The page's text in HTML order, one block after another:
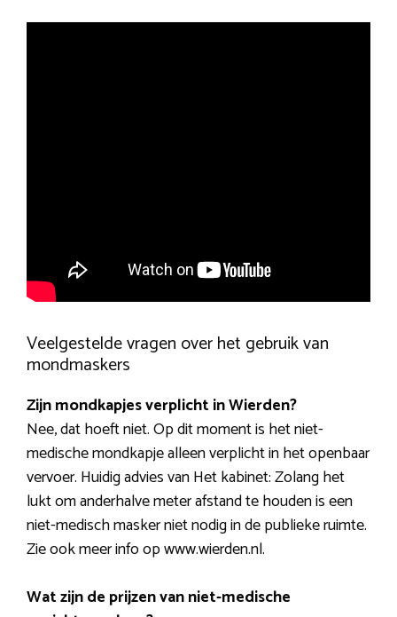
Veelgestelde vragen over het gebruik van
mondmaskers
Zijn mondkapjes verplicht in Wierden?
Nee, dat hoeft niet. Op dit moment is het niet-
medische mondkapje alleen verplicht in het openbaar
vervoer. Huidig advies van Het kabinet: Zolang het
lukt om anderhalve meter afstand te houden is een
niet-medisch masker niet nodig in de publieke ruimte.
Zie ook meer info op www.wierden.nl.
Wat zijn de prijzen van niet-medische